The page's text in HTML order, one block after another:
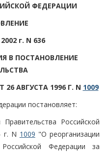
ФЕДЕРАЦИИ
г. N 636
В ПОСТАНОВЛЕНИЕ
АВГУСТА 1996 Г. N 1009
постановляет:
Российской
г. N 1009 "О реорганизации
Федерации за